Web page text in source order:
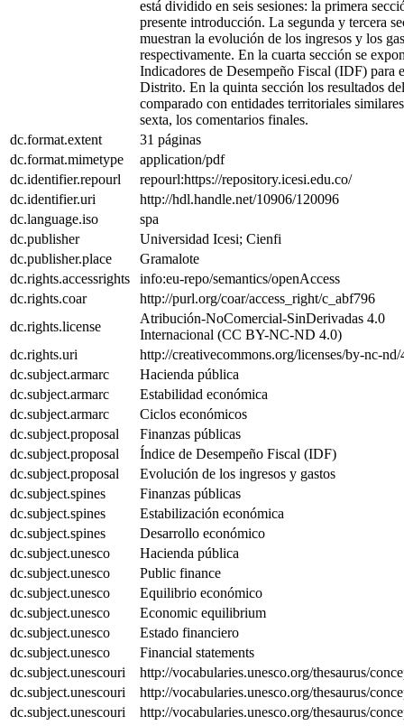
está dividido en seis sesiones: la primera
presente introducción. La segunda y tercera
muestran la evolución de los ingresos y los
respectivamente. En la cuarta sección se
Indicadores de Desempeño Fiscal (IDF) para
Distrito. En la quinta sección los resultados
comparado con entidades territoriales
sexta, los comentarios finales.
dc.format.extent
31 páginas
dc.format.mimetype
application/pdf
dc.identifier.repourl
repourl:https://repository.icesi.edu.co/
dc.identifier.uri
http://hdl.handle.net/10906/120096
dc.language.iso
spa
dc.publisher
Universidad Icesi; Cienfi
dc.publisher.place
Gramalote
dc.rights.accessrights
info:eu-repo/semantics/openAccess
dc.rights.coar
http://purl.org/coar/access_right/c_abf796
dc.rights.license
Atribución-NoComercial-SinDerivadas 4.0
Internacional (CC BY-NC-ND 4.0)
dc.rights.uri
http://creativecommons.org/licenses/by-nc-nd/
dc.subject.armarc
Hacienda pública
dc.subject.armarc
Estabilidad económica
dc.subject.armarc
Ciclos económicos
dc.subject.proposal
Finanzas públicas
dc.subject.proposal
Índice de Desempeño Fiscal (IDF)
dc.subject.proposal
Evolución de los ingresos y gastos
dc.subject.spines
Finanzas públicas
dc.subject.spines
Estabilización económica
dc.subject.spines
Desarrollo económico
dc.subject.unesco
Hacienda pública
dc.subject.unesco
Public finance
dc.subject.unesco
Equilibrio económico
dc.subject.unesco
Economic equilibrium
dc.subject.unesco
Estado financiero
dc.subject.unesco
Financial statements
dc.subject.unescouri
http://vocabularies.unesco.org/thesaurus/
dc.subject.unescouri
http://vocabularies.unesco.org/thesaurus/
dc.subject.unescouri
http://vocabularies.unesco.org/thesaurus/